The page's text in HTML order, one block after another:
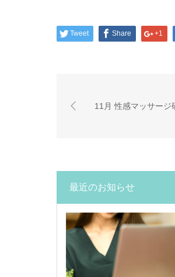
Tweet Share +1
11月 性感マッサージ
最近のお知らせ